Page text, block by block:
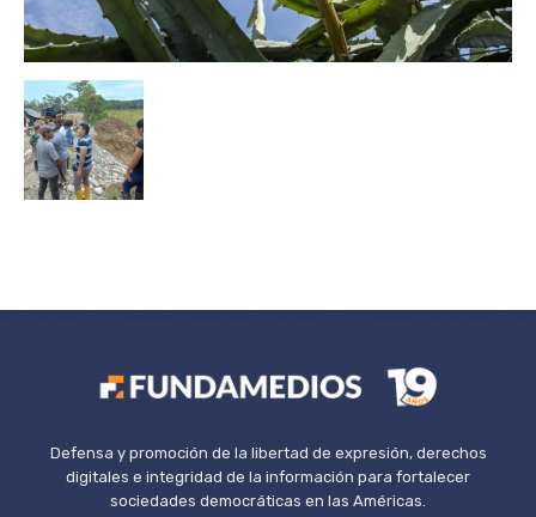
Defensa y promoción de la libertad de expresión, derechos
digitales e integridad de la información para fortalecer
sociedades democráticas en las Américas.